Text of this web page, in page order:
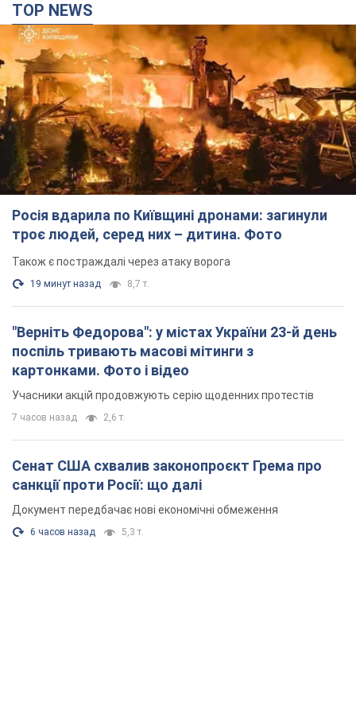
TOP NEWS
Росія вдарила по Київщині дронами: загинули
троє людей, серед них – дитина. Фото
Також є постраждалі через атаку ворога
19 минут назад 8,7 т.
"Верніть Федорова": у містах України 23-й день
поспіль тривають масові мітинги з
картонками. Фото і відео
Учасники акцій продовжують серію щоденних протестів
7 часов назад 2,6 т.
Сенат США схвалив законопроєкт Грема про
санкції проти Росії: що далі
Документ передбачає нові економічні обмеження
6 часов назад 5,3 т.